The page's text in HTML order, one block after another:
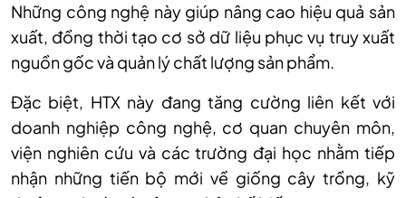
Những công nghệ này giúp nâng cao hiệu quả sản
xuất, đồng thời tạo cơ sở dữ liệu phục vụ truy xuất
nguồn gốc và quản lý chất lượng sản phẩm.
Đặc biệt, HTX này đang tăng cường liên kết với
doanh nghiệp công nghệ, cơ quan chuyên môn,
viện nghiên cứu và các trường đại học nhằm tiếp
nhận những tiến bộ mới về giống cây trồng, kỹ